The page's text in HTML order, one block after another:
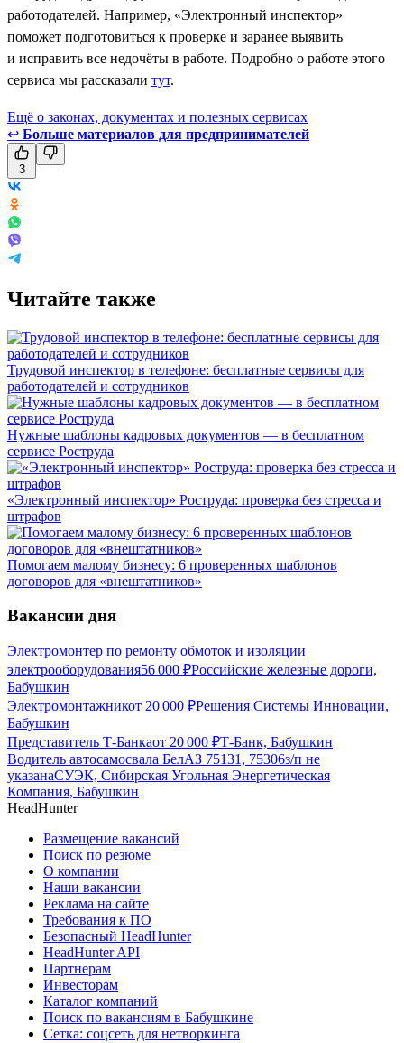
работодателей. Например, «Электронный инспектор»
поможет подготовиться к проверке и заранее выявить
и исправить все недочёты в работе. Подробно о работе этого
сервиса мы рассказали тут.
Ещё о законах, документах и полезных сервисах
↩ Больше материалов для предпринимателей
3
Читайте также
Трудовой инспектор в телефоне: бесплатные сервисы для
работодателей и сотрудников
Нужные шаблоны кадровых документов — в бесплатном
сервисе Роструда
«Электронный инспектор» Роструда: проверка без стресса и
штрафов
Помогаем малому бизнесу: 6 проверенных шаблонов
договоров для «внештатников»
Вакансии дня
Электромонтер по ремонту обмоток и изоляции
электрооборудования56 000 ₽Российские железные дороги,
Бабушкин
Электромонтажникот 20 000 ₽Решения Системы Инновации,
Бабушкин
Представитель Т-Банкаот 20 000 ₽Т-Банк, Бабушкин
Водитель автосамосвала БелАЗ 75131, 75306з/п не
указанаСУЭК, Сибирская Угольная Энергетическая
Компания, Бабушкин
HeadHunter
Размещение вакансий
Поиск по резюме
О компании
Наши вакансии
Реклама на сайте
Требования к ПО
Безопасный HeadHunter
HeadHunter API
Партнерам
Инвесторам
Каталог компаний
Поиск по вакансиям в Бабушкине
Сетка: соцсеть для нетворкинга